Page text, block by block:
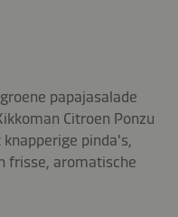
papajasalade
Citroen Ponzu
pinda's,
frisse, aromatische